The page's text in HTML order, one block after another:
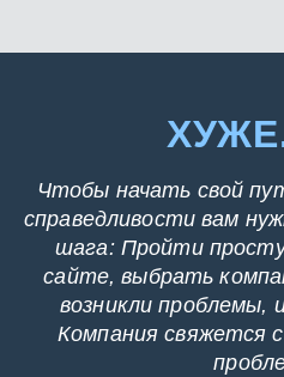
Чтобы начать свой
справедливости вам
шага: Пройти
сайте, выбрать
возникли проблемы,
Компания свяжется